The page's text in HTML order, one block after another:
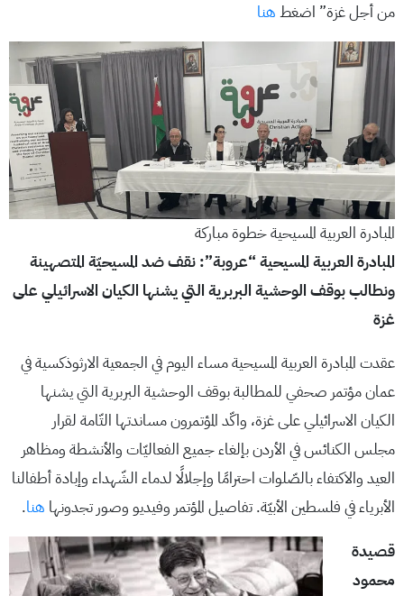
من أجل غزة” اضغط هنا
المبادرة العربية المسيحية خطوة مباركة
المبادرة العربية المسيحية “عروبة”: نقف ضد المسيحيّة المتصهينة
ونطالب بوقف الوحشية البربرية التي يشنها الكيان الاسرائيلي على
غزة
عقدت المبادرة العربية المسيحية مساء اليوم في الجمعية الارثوذكسية في
عمان مؤتمر صحفي للمطالبة بوقف الوحشية البربرية التي يشنها
الكيان الاسرائيلي على غزة، واكّد المؤتمرون مساندتها التّامة لقرار
مجلس الكنائس في الأردن بإلغاء جميع الفعاليّات والأنشطة ومظاهر
العيد والاكتفاء بالصّلوات احترامًا وإجلالًا لدماء الشّهداء وإبادة أطفالنا
الأبرياء في فلسطين الأبيّة. تفاصيل المؤتمر وفيديو وصور تجدونها هنا.
قصيدة
محمود